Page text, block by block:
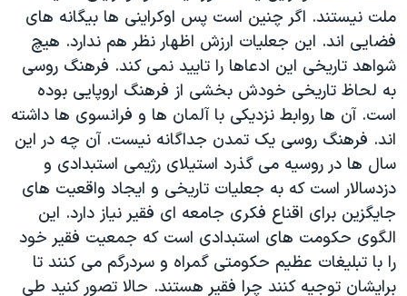
ملت نیستند. اگر چنین است پس اوکراینی ها بیگانه های
فضایی اند. این جعلیات ارزش اظهار نظر هم ندارد. هیچ
شواهد تاریخی این ادعاها را تایید نمی کند. فرهنگ روسی
به لحاظ تاریخی خودش بخشی از فرهنگ اروپایی بوده
است. آن ها روابط نزدیکی با آلمان ها و فرانسوی ها داشته
اند. فرهنگ روسی یک تمدن جداگانه نیست. آن چه در این
سال ها در روسیه می گذرد استیلای رژیمی استبدادی و
دزدسالار است که به جعلیات تاریخی و ایجاد واقعیت های
جایگزین برای اقناع فکری جامعه ای فقیر نیاز دارد. این
الگوی حکومت های استبدادی است که جمعیت فقیر خود
را با تبلیغات عظیم حکومتی گمراه و سردرگم می کنند تا
برایشان توجیه کنند چرا فقیر هستند. حالا تصور کنید طی